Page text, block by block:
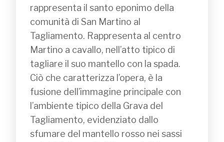
rappresenta il santo eponimo della
comunità di San Martino al
Tagliamento. Rappresenta al centro
Martino a cavallo, nell’atto tipico di
tagliare il suo mantello con la spada.
Ciò che caratterizza l’opera, è la
fusione dell’immagine principale con
l’ambiente tipico della Grava del
Tagliamento, evidenziato dallo
sfumare del mantello rosso nei sassi